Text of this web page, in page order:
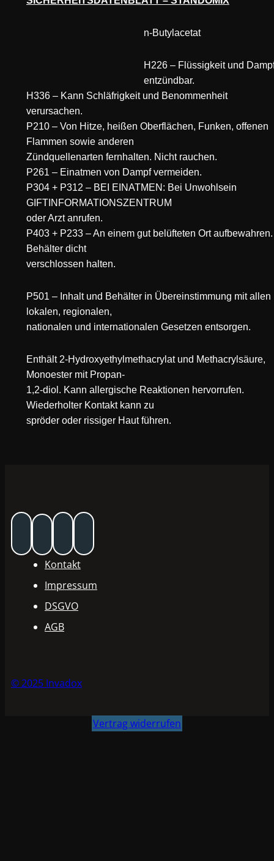
n-Butylacetat
H226 – Flüssigkeit und
entzündbar.
H336 – Kann Schläfrigkeit und Benommenheit
verursachen.
P210 – Von Hitze, heißen Oberflächen, Funken, offenen
Flammen sowie anderen
Zündquellenarten fernhalten. Nicht rauchen.
P261 – Einatmen von Dampf vermeiden.
P304 + P312 – BEI EINATMEN: Bei Unwohlsein
GIFTINFORMATIONSZENTRUM
oder Arzt anrufen.
P403 + P233 – An einem gut belüfteten Ort aufbewahren.
Behälter dicht
verschlossen halten.
P501 – Inhalt und Behälter in Übereinstimmung mit allen
lokalen, regionalen,
nationalen und internationalen Gesetzen entsorgen.
Enthält 2-Hydroxyethylmethacrylat und Methacrylsäure,
Monoester mit Propan-
1,2-diol. Kann allergische Reaktionen hervorrufen.
Wiederholter Kontakt kann zu
spröder oder rissiger Haut führen.
Kontakt
Impressum
DSGVO
AGB
© 2025 Invadox
Vertrag widerrufen